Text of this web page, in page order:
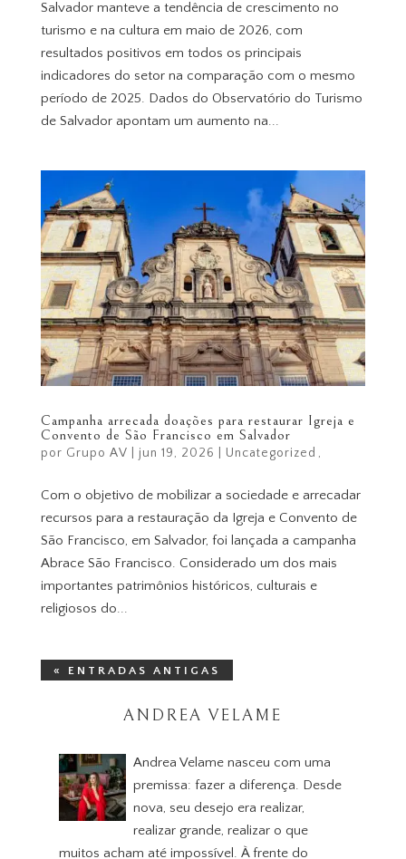
Salvador manteve a tendência de crescimento no
turismo e na cultura em maio de 2026, com
resultados positivos em todos os principais
indicadores do setor na comparação com o mesmo
período de 2025. Dados do Observatório do Turismo
de Salvador apontam um aumento na...
Campanha arrecada doações para restaurar Igreja e
Convento de São Francisco em Salvador
por Grupo AV jun 19, 2026 Uncategorized
Com o objetivo de mobilizar a sociedade e arrecadar
recursos para a restauração da Igreja e Convento de
São Francisco, em Salvador, foi lançada a campanha
Abrace São Francisco. Considerado um dos mais
importantes patrimônios históricos, culturais e
religiosos do...
« ENTRADAS ANTIGAS
ANDREA VELAME
Andrea Velame nasceu com uma
premissa: fazer a diferença. Desde
nova, seu desejo era realizar,
realizar grande, realizar o que
muitos acham até impossível. À frente do